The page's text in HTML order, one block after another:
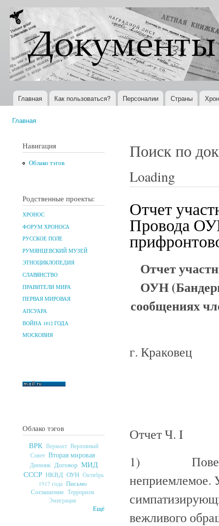
Документы
XX века
Всемирная
история в
Интернете
Главное меню
Главная Как пользоваться? Персоналии Страны
Главная
Навигация
Облако тэгов
Родственные проекты:
ХРОНОС
ФОРУМ ХРОНОСА
РУССКОЕ ПОЛЕ
РУМЯНЦЕВСКИЙ МУЗЕЙ
ЭТНОЦИКЛОПЕДИЯ
СЛАВЯНСТВО
ПРАВИТЕЛИ МИРА
ПЕРВАЯ МИРОВАЯ
АПСУАРА
ВОЙНА 1812 ГОДА
МОСКОВИЯ
Облако тэгов
ВРК Вермахт Верховный
Совет Вторая мировая
Дневник Договор МИД
СССР НКВД ОУН Октябрь
1917 года Письмо
Соглашение Терроризм
Эмиграция
Ещё
Поиск по
Loading
Отчет
Провода
Отчет
ОУН
сообщениях
г. Краковец
Отчет Ч. I
1)
неприемлемое.
вежливого